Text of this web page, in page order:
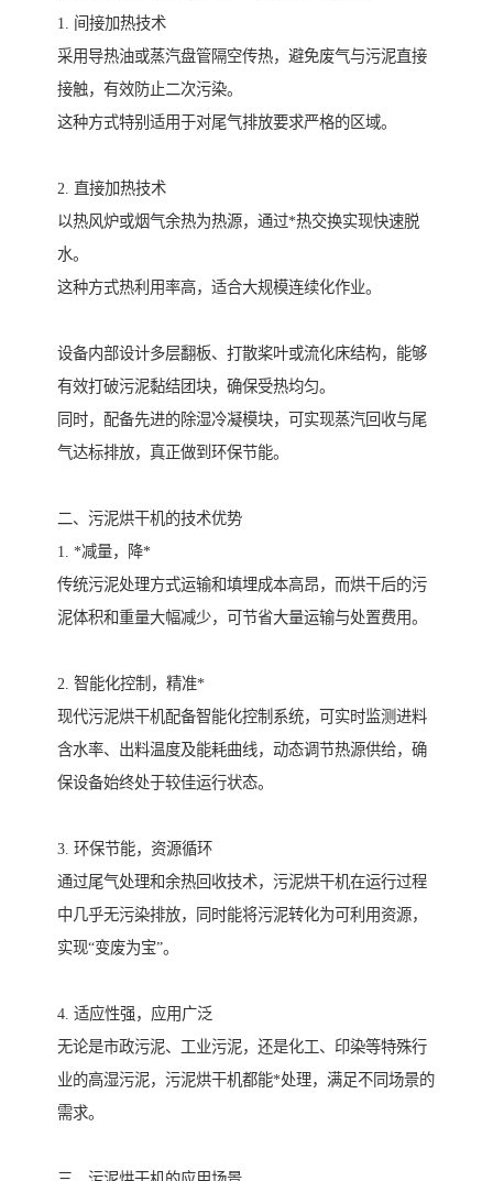
1. 间接加热技术
采用导热油或蒸汽盘管隔空传热，避免废气与污泥直接
接触，有效防止二次污染。
这种方式特别适用于对尾气排放要求严格的区域。
2. 直接加热技术
以热风炉或烟气余热为热源，通过*热交换实现快速脱
水。
这种方式热利用率高，适合大规模连续化作业。
设备内部设计多层翻板、打散桨叶或流化床结构，能够
有效打破污泥黏结团块，确保受热均匀。
同时，配备先进的除湿冷凝模块，可实现蒸汽回收与尾
气达标排放，真正做到环保节能。
二、污泥烘干机的技术优势
1. *减量，降*
传统污泥处理方式运输和填埋成本高昂，而烘干后的污
泥体积和重量大幅减少，可节省大量运输与处置费用。
2. 智能化控制，精准*
现代污泥烘干机配备智能化控制系统，可实时监测进料
含水率、出料温度及能耗曲线，动态调节热源供给，确
保设备始终处于较佳运行状态。
3. 环保节能，资源循环
通过尾气处理和余热回收技术，污泥烘干机在运行过程
中几乎无污染排放，同时能将污泥转化为可利用资源，
实现“变废为宝”。
4. 适应性强，应用广泛
无论是市政污泥、工业污泥，还是化工、印染等特殊行
业的高湿污泥，污泥烘干机都能*处理，满足不同场景的
需求。